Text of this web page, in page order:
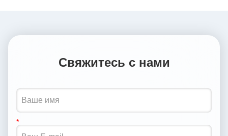
Свяжитесь с нами